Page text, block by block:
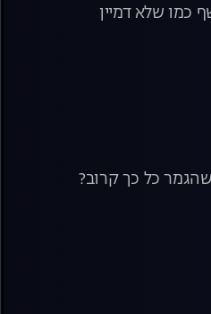
כמו שלא דמיין
כל כך קרוב?